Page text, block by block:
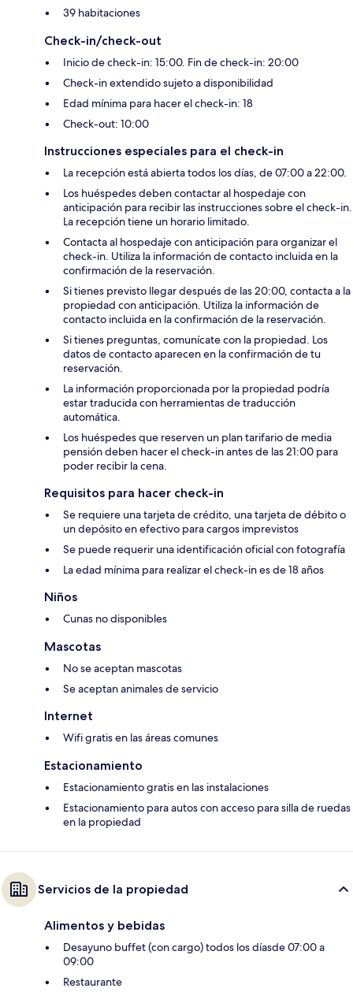
39 habitaciones
Check-in/check-out
Inicio de check-in: 15:00. Fin de check-in: 20:00
Check-in extendido sujeto a disponibilidad
Edad mínima para hacer el check-in: 18
Check-out: 10:00
Instrucciones especiales para el check-in
La recepción está abierta todos los días, de 07:00 a 22:00.
Los huéspedes deben contactar al hospedaje con
anticipación para recibir las instrucciones sobre el check-in.
La recepción tiene un horario limitado.
Contacta al hospedaje con anticipación para organizar el
check-in. Utiliza la información de contacto incluida en la
confirmación de la reservación.
Si tienes previsto llegar después de las 20:00, contacta a la
propiedad con anticipación. Utiliza la información de
contacto incluida en la confirmación de la reservación.
Si tienes preguntas, comunícate con la propiedad. Los
datos de contacto aparecen en la confirmación de tu
reservación.
La información proporcionada por la propiedad podría
estar traducida con herramientas de traducción
automática.
Los huéspedes que reserven un plan tarifario de media
pensión deben hacer el check-in antes de las 21:00 para
poder recibir la cena.
Requisitos para hacer check-in
Se requiere una tarjeta de crédito, una tarjeta de débito o
un depósito en efectivo para cargos imprevistos
Se puede requerir una identificación oficial con fotografía
La edad mínima para realizar el check-in es de 18 años
Niños
Cunas no disponibles
Mascotas
No se aceptan mascotas
Se aceptan animales de servicio
Internet
Wifi gratis en las áreas comunes
Estacionamiento
Estacionamiento gratis en las instalaciones
Estacionamiento para autos con acceso para silla de ruedas
en la propiedad
Servicios de la propiedad
Alimentos y bebidas
Desayuno buffet (con cargo) todos los díasde 07:00 a
09:00
Restaurante